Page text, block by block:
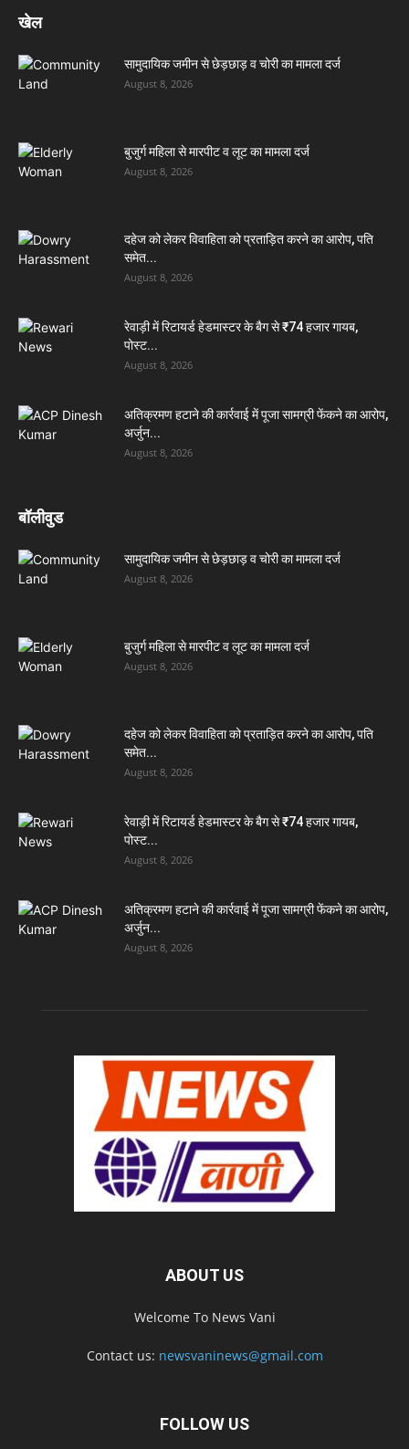
खेल
सामुदायिक जमीन से छेड़छाड़ व चोरी का मामला दर्ज
August 8, 2026
बुजुर्ग महिला से मारपीट व लूट का मामला दर्ज
August 8, 2026
दहेज को लेकर विवाहिता को प्रताड़ित करने का आरोप, पति
समेत...
August 8, 2026
रेवाड़ी में रिटायर्ड हेडमास्टर के बैग से ₹74 हजार गायब,
पोस्ट...
August 8, 2026
अतिक्रमण हटाने की कार्रवाई में पूजा सामग्री फेंकने का आरोप,
अर्जुन...
August 8, 2026
बॉलीवुड
सामुदायिक जमीन से छेड़छाड़ व चोरी का मामला दर्ज
August 8, 2026
बुजुर्ग महिला से मारपीट व लूट का मामला दर्ज
August 8, 2026
दहेज को लेकर विवाहिता को प्रताड़ित करने का आरोप, पति
समेत...
August 8, 2026
रेवाड़ी में रिटायर्ड हेडमास्टर के बैग से ₹74 हजार गायब,
पोस्ट...
August 8, 2026
अतिक्रमण हटाने की कार्रवाई में पूजा सामग्री फेंकने का आरोप,
अर्जुन...
August 8, 2026
ABOUT US
Welcome To News Vani
Contact us: newsvaninews@gmail.com
FOLLOW US